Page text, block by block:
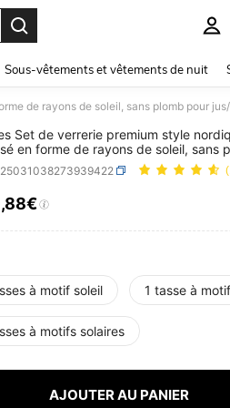
Sous-vêtements et vêtements de nuit
Set de verrerie premium style
en forme de rayons de soleil, sans
élégance haut de gamme
AND
,88€
à motif soleil 1 tasse à
à motifs solaires
AJOUTER AU PANIER